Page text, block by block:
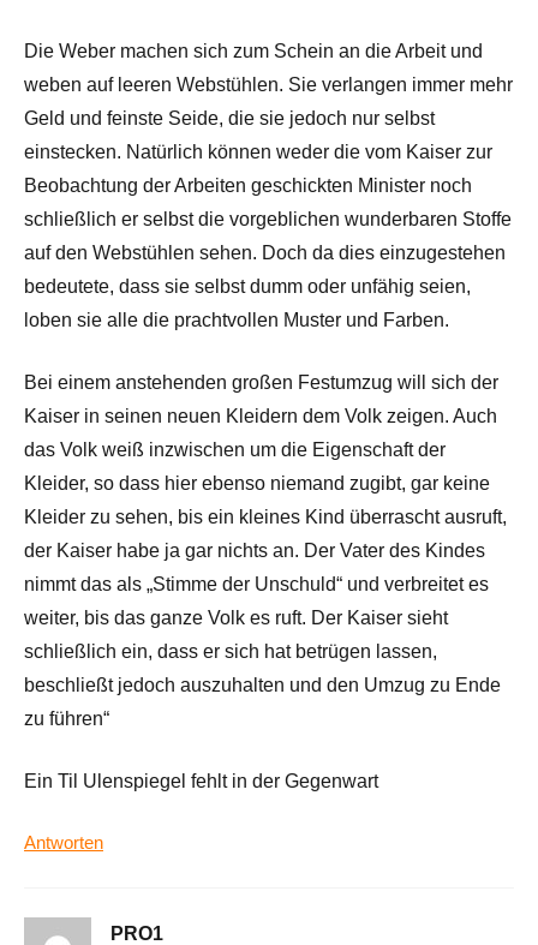
Die Weber machen sich zum Schein an die Arbeit und
weben auf leeren Webstühlen. Sie verlangen immer mehr
Geld und feinste Seide, die sie jedoch nur selbst
einstecken. Natürlich können weder die vom Kaiser zur
Beobachtung der Arbeiten geschickten Minister noch
schließlich er selbst die vorgeblichen wunderbaren Stoffe
auf den Webstühlen sehen. Doch da dies einzugestehen
bedeutete, dass sie selbst dumm oder unfähig seien,
loben sie alle die prachtvollen Muster und Farben.
Bei einem anstehenden großen Festumzug will sich der
Kaiser in seinen neuen Kleidern dem Volk zeigen. Auch
das Volk weiß inzwischen um die Eigenschaft der
Kleider, so dass hier ebenso niemand zugibt, gar keine
Kleider zu sehen, bis ein kleines Kind überrascht ausruft,
der Kaiser habe ja gar nichts an. Der Vater des Kindes
nimmt das als „Stimme der Unschuld“ und verbreitet es
weiter, bis das ganze Volk es ruft. Der Kaiser sieht
schließlich ein, dass er sich hat betrügen lassen,
beschließt jedoch auszuhalten und den Umzug zu Ende
zu führen“
Ein Til Ulenspiegel fehlt in der Gegenwart
Antworten
PRO1